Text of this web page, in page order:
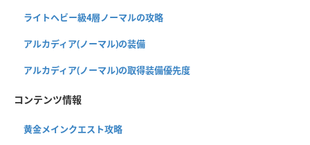
ライトヘビー級4層ノーマルの攻略
アルカディア(ノーマル)の装備
アルカディア(ノーマル)の取得装備優先度
コンテンツ情報
黄金メインクエスト攻略